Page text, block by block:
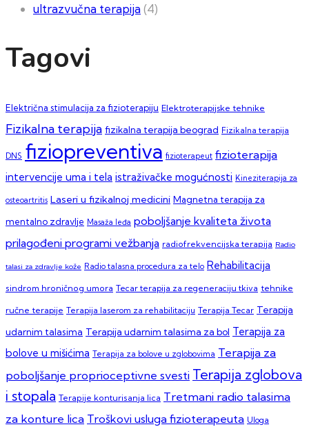
ultrazvučna terapija(4)
Tagovi
Električna stimulacija za fizioterapiju Elektroterapijske tehnike
Fizikalna terapija fizikalna terapija beograd Fizikalna terapija
DNS fiziopreventiva fizioterapeut fizioterapija
intervencije uma i tela istraživačke mogućnosti Kineziterapija za
osteoartritis Laseri u fizikalnoj medicini Magnetna terapija za
mentalno zdravlje Masaža leđa poboljšanje kvaliteta života
prilagođeni programi vežbanja radiofrekvencijska terapija Radio
talasi za zdravlje kože Radio talasna procedura za telo Rehabilitacija
sindrom hroničnog umora Tecar terapija za regeneraciju tkiva tehnike
ručne terapije Terapija laserom za rehabilitaciju Terapija Tecar Terapija
udarnim talasima Terapija udarnim talasima za bol Terapija za
bolove u mišićima Terapija za bolove u zglobovima Terapija za
poboljšanje proprioceptivne svesti Terapija zglobova
i stopala Terapije konturisanja lica Tretmani radio talasima
za konture lica Troškovi usluga fizioterapeuta Uloga